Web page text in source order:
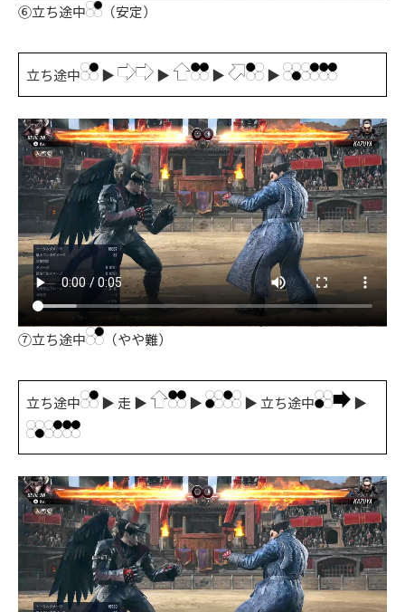
⑥立ち途中 （安定）
立ち途中 ▶ ▶ ▶ ▶
⑦立ち途中 （やや難）
立ち途中 ▶ 走 ▶ ▶ ▶ 立ち途中 ▶